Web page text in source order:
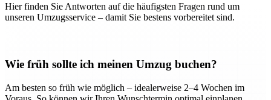
Hier finden Sie Antworten auf die häufigsten Fragen rund um
unseren Umzugsservice – damit Sie bestens vorbereitet sind.
Wie früh sollte ich meinen Umzug buchen?
Am besten so früh wie möglich – idealerweise 2–4 Wochen im